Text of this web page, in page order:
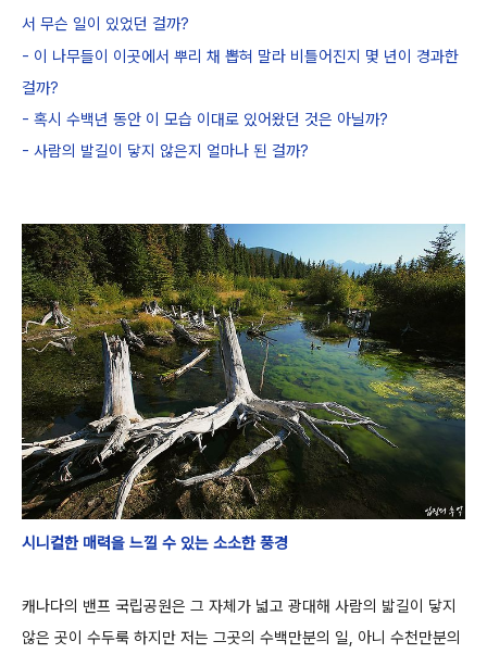
서 무슨 일이 있었던 걸까?
- 이 나무들이 이곳에서 뿌리 채 뽑혀 말라 비틀어진지 몇 년이 경과한
걸까?
- 혹시 수백년 동안 이 모습 이대로 있어왔던 것은 아닐까?
- 사람의 발길이 닿지 않은지 얼마나 된 걸까?
시니컬한 매력을 느낄 수 있는 소소한 풍경
캐나다의 밴프 국립공원은 그 자체가 넓고 광대해 사람의 밟길이 닿지
않은 곳이 수두룩 하지만 저는 그곳의 수백만분의 일, 아니 수천만분의